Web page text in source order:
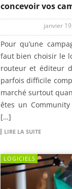
concevoir vos
janvier
Pour qu’une
faut bien choisir le
routeur et éditeur
parfois difficile
marché surtout
êtes un
[…]
LIRE LA SUITE
LOGICIELS